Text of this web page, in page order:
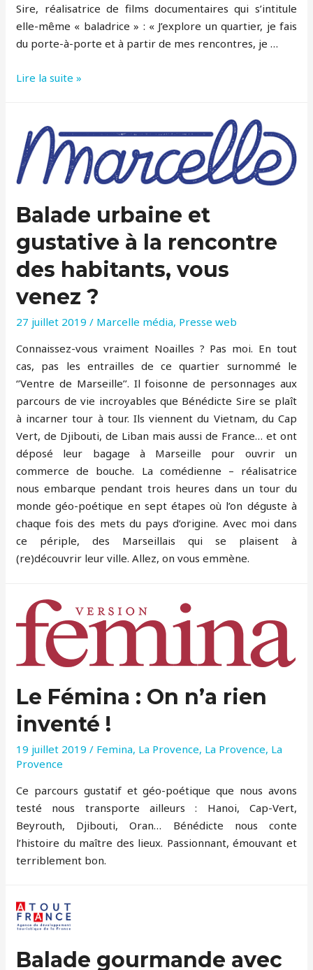
Sire, réalisatrice de films documentaires qui s’intitule
elle-même « baladrice » : « J’explore un quartier, je fais
du porte-à-porte et à partir de mes rencontres, je …
Marseille
balade
sur
la
trace
repas
Lire la suite »
Balade urbaine et
gustative à la rencontre
des habitants, vous
venez ?
27 juillet 2019 / Marcelle média, Presse web
Connaissez-vous vraiment Noailles ? Pas moi. En tout
cas, pas les entrailles de ce quartier surnommé le
‘’Ventre de Marseille’’. Il foisonne de personnages aux
parcours de vie incroyables que Bénédicte Sire se plaît
à incarner tour à tour. Ils viennent du Vietnam, du Cap
Vert, de Djibouti, de Liban mais aussi de France… et ont
déposé leur bagage à Marseille pour ouvrir un
commerce de bouche. La comédienne – réalisatrice
nous embarque pendant trois heures dans un tour du
monde géo-poétique en sept étapes où l’on déguste à
chaque fois des mets du pays d’origine. Avec moi dans
ce périple, des Marseillais qui se plaisent à
(re)découvrir leur ville. Allez, on vous emmène.
Le Fémina : On n’a rien
inventé !
19 juillet 2019 / Femina, La Provence, La Provence, La
Provence
Ce parcours gustatif et géo-poétique que nous avons
testé nous transporte ailleurs : Hanoi, Cap-Vert,
Beyrouth, Djibouti, Oran… Bénédicte nous conte
l’histoire du maître des lieux. Passionnant, émouvant et
terriblement bon.
Balade gourmande avec